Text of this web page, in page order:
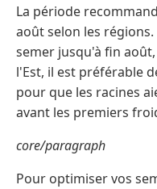
La période
août selon les régions.
semer jusqu'à fin
l'Est, il est préférable
pour que les racines
avant les premiers
core/paragraph
Pour optimiser vos